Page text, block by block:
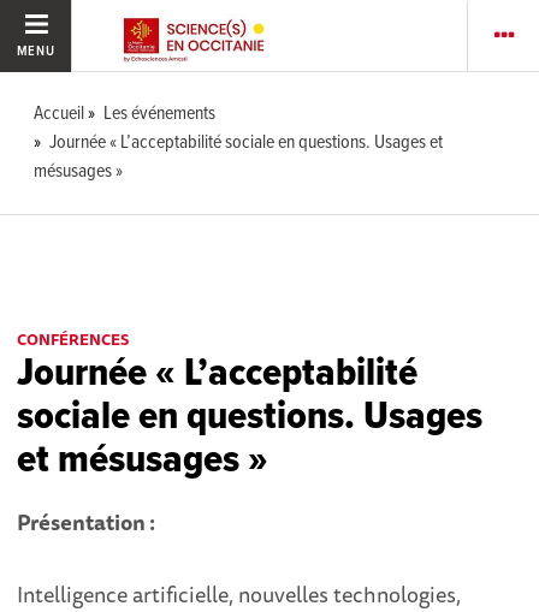
MENU
Accueil
Les événements
Journée « L’acceptabilité sociale en questions. Usages et
mésusages »
CONFÉRENCES
Journée « L’acceptabilité
sociale en questions. Usages
et mésusages »
Présentation :
Intelligence artificielle, nouvelles technologies,